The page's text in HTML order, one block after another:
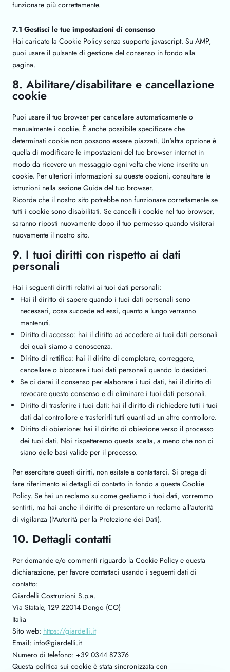
funzionare più correttamente.
7.1 Gestisci le tue impostazioni di consenso
Hai caricato la Cookie Policy senza supporto javascript. Su AMP,
puoi usare il pulsante di gestione del consenso in fondo alla
pagina.
8. Abilitare/disabilitare e cancellazione
cookie
Puoi usare il tuo browser per cancellare automaticamente o
manualmente i cookie. È anche possibile specificare che
determinati cookie non possono essere piazzati. Un'altra opzione è
quella di modificare le impostazioni del tuo browser internet in
modo da ricevere un messaggio ogni volta che viene inserito un
cookie. Per ulteriori informazioni su queste opzioni, consultare le
istruzioni nella sezione Guida del tuo browser.
Ricorda che il nostro sito potrebbe non funzionare correttamente se
tutti i cookie sono disabilitati. Se cancelli i cookie nel tuo browser,
saranno riposti nuovamente dopo il tuo permesso quando visiterai
nuovamente il nostro sito.
9. I tuoi diritti con rispetto ai dati
personali
Hai i seguenti diritti relativi ai tuoi dati personali:
Hai il diritto di sapere quando i tuoi dati personali sono
necessari, cosa succede ad essi, quanto a lungo verranno
mantenuti.
Diritto di accesso: hai il diritto ad accedere ai tuoi dati personali
dei quali siamo a conoscenza.
Diritto di rettifica: hai il diritto di completare, correggere,
cancellare o bloccare i tuoi dati personali quando lo desideri.
Se ci darai il consenso per elaborare i tuoi dati, hai il diritto di
revocare questo consenso e di eliminare i tuoi dati personali.
Diritto di trasferire i tuoi dati: hai il diritto di richiedere tutti i tuoi
dati dal controllore e trasferirli tutti quanti ad un altro controllore.
Diritto di obiezione: hai il diritto di obiezione verso il processo
dei tuoi dati. Noi rispetteremo questa scelta, a meno che non ci
siano delle basi valide per il processo.
Per esercitare questi diritti, non esitate a contattarci. Si prega di
fare riferimento ai dettagli di contatto in fondo a questa Cookie
Policy. Se hai un reclamo su come gestiamo i tuoi dati, vorremmo
sentirti, ma hai anche il diritto di presentare un reclamo all'autorità
di vigilanza (l'Autorità per la Protezione dei Dati).
10. Dettagli contatti
Per domande e/o commenti riguardo la Cookie Policy e questa
dichiarazione, per favore contattaci usando i seguenti dati di
contatto:
Giardelli Costruzioni S.p.a.
Via Statale, 129 22014 Dongo (CO)
Italia
Sito web: https://giardelli.it
Email: ti.illedraig@ofni
Numero di telefono: +39 0344 87376
Questa politica sui cookie è stata sincronizzata con